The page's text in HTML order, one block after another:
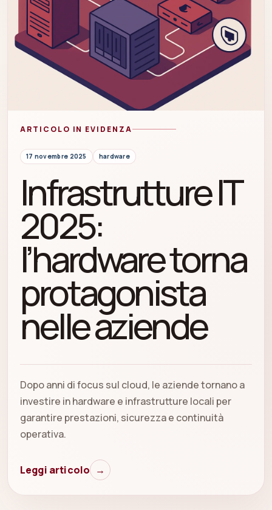
ARTICOLO IN EVIDENZA
17 novembre 2025 hardware
Infrastrutture IT
2025:
l’hardware torna
protagonista
nelle aziende
Dopo anni di focus sul cloud, le aziende tornano a
investire in hardware e infrastrutture locali per
garantire prestazioni, sicurezza e continuità
operativa.
Leggi articolo →